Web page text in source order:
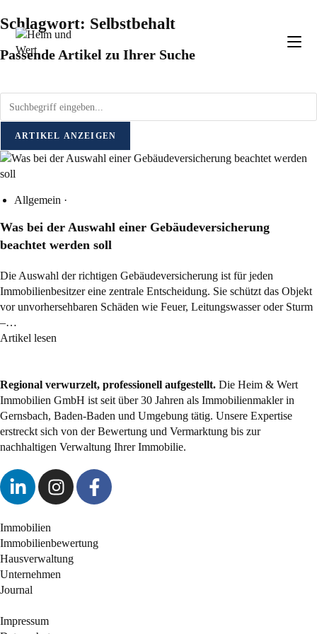
Schlagwort: Selbstbehalt
Passende Artikel zu Ihrer Suche
ARTIKEL ANZEIGEN
Allgemein ·
Was bei der Auswahl einer Gebäudeversicherung
beachtet werden soll
Die Auswahl der richtigen Gebäudeversicherung ist für jeden
Immobilienbesitzer eine zentrale Entscheidung. Sie schützt das Objekt
vor unvorhersehbaren Schäden wie Feuer, Leitungswasser oder Sturm
–…
Artikel lesen
Regional verwurzelt, professionell aufgestellt. Die Heim & Wert
Immobilien GmbH ist seit über 30 Jahren als Immobilienmaklerin
Gernsbach, Baden-Baden und Umgebung tätig. Unsere Expertise
erstreckt sich von der Bewertung und Vermarktung bis zur
nachhaltigen Verwaltung Ihrer Immobilie.
Immobilien
Immobilienbewertung
Hausverwaltung
Unternehmen
Journal
Impressum